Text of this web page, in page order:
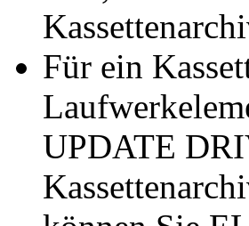
Für ein
UPDATE